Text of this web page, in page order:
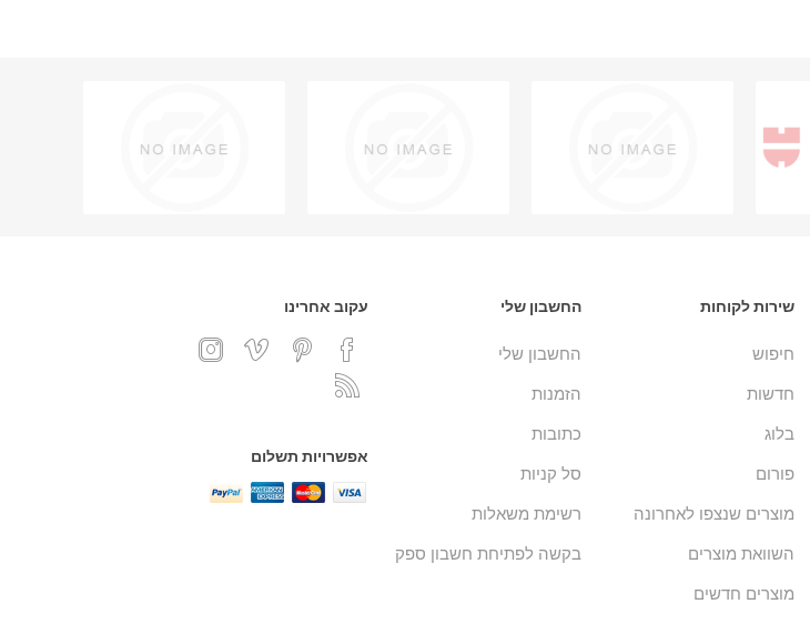
שירות לקוחות
חיפוש
חדשות
בלוג
פורום
מוצרים שנצפו לאחרונה
השוואת מוצרים
מוצרים חדשים
החשבון שלי
החשבון שלי
הזמנות
כתובות
סל קניות
רשימת משאלות
בקשה לפתיחת חשבון ספק
עקוב אחרינו
אפשרויות תשלום